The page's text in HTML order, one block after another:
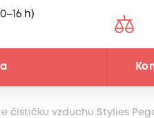
h)
čističku vzduchu Stylies